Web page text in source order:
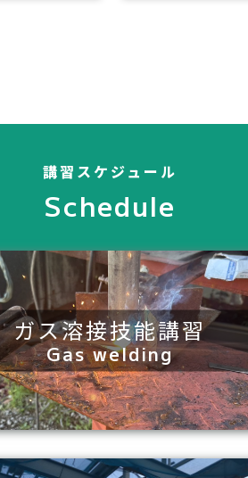
講習スケジュール
Schedule
ガス溶接技能講習
Gas welding